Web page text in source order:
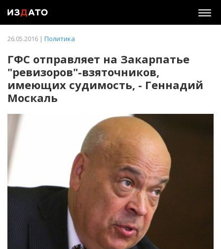
26.05.2016 | Политика
ГФС отправляет на Закарпатье
"ревизоров"-взяточников,
имеющих судимость, - Геннадий
Москаль